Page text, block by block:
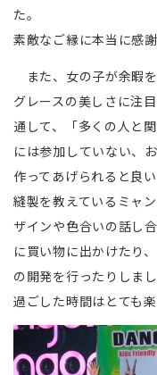
た。
素敵なご縁に本当に感謝
また、女の子が余暇
グレースの美しさに注
通して、「多くの人と
には参加していない、
作ってあげられると良
縫製を教えているミャ
ザインや色合いの話し
に買い物に出かけたり
の開発を行ったりしま
過ごした時間はとても